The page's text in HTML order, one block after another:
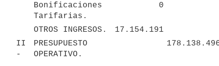
Bonificaciones
Tarifarias.
0
OTROS INGRESOS.
17.154.191
II
-
PRESUPUESTO
OPERATIVO.